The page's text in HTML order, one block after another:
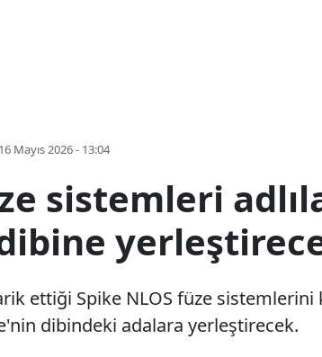
16 Mayıs 2026 - 13:04
sistemleri
ettiği Spike NLOS füze sistemlerini
dibindeki adalara yerleştirecek.